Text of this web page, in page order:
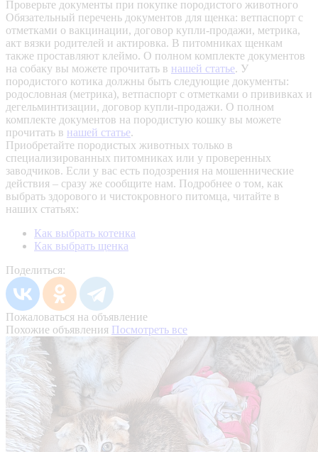
Проверьте документы при покупке породистого животного
Обязательный перечень документов для щенка: ветпаспорт с
отметками о вакцинации, договор купли-продажи, метрика,
акт вязки родителей и актировка. В питомниках щенкам
также проставляют клеймо. О полном комплекте документов
на собаку вы можете прочитать в нашей статье. У
породистого котика должны быть следующие документы:
родословная (метрика), ветпаспорт с отметками о прививках и
дегельминтизации, договор купли-продажи. О полном
комплекте документов на породистую кошку вы можете
прочитать в нашей статье.
Приобретайте породистых животных только в
специализированных питомниках или у проверенных
заводчиков. Если у вас есть подозрения на мошеннические
действия – сразу же сообщите нам. Подробнее о том, как
выбрать здорового и чистокровного питомца, читайте в
наших статьях:
Как выбрать котенка
Как выбрать щенка
Поделиться:
Пожаловаться на объявление
Похожие объявления Посмотреть все